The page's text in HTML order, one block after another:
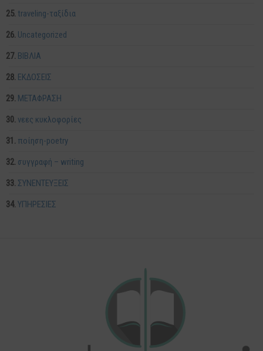
traveling-ταξίδια
Uncategorized
ΒΙΒΛΙΑ
ΕΚΔΟΣΕΙΣ
ΜΕΤΑΦΡΑΣΗ
νεες κυκλοφορίες
ποίηση-poetry
συγγραφή – writing
ΣΥΝΕΝΤΕΥΞΕΙΣ
ΥΠΗΡΕΣΙΕΣ